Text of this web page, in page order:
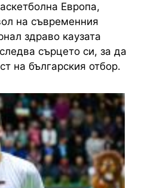
Европа,
на съвременния
здраво каузата
сърцето си, за да
на българския отбор.